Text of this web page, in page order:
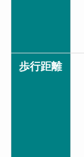
歩行距離